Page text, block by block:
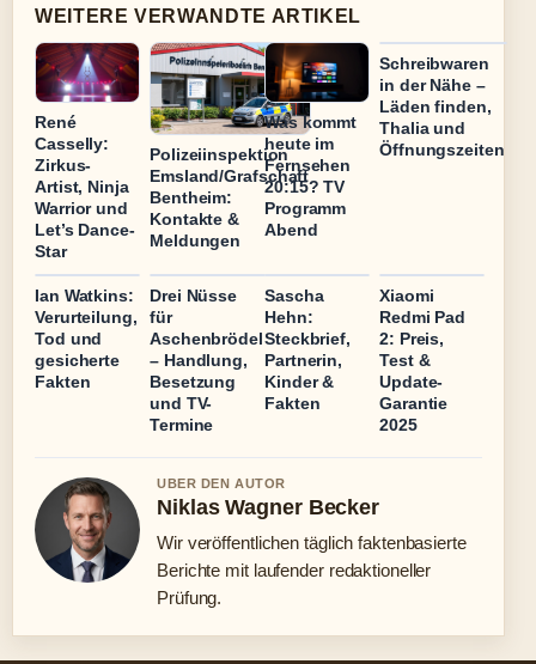
WEITERE VERWANDTE ARTIKEL
René
Casselly:
Zirkus-
Artist, Ninja
Warrior und
Let’s Dance-
Star
Polizeiinspektion
Emsland/Grafschaft
Bentheim:
Kontakte &
Meldungen
Was kommt
heute im
Fernsehen
20:15? TV
Programm
Abend
Schreibwaren
in der Nähe –
Läden finden,
Thalia und
Öffnungszeiten
Ian Watkins:
Verurteilung,
Tod und
gesicherte
Fakten
Drei Nüsse
für
Aschenbrödel
– Handlung,
Besetzung
und TV-
Termine
Sascha
Hehn:
Steckbrief,
Partnerin,
Kinder &
Fakten
Xiaomi
Redmi Pad
2: Preis,
Test &
Update-
Garantie
2025
UBER DEN AUTOR
Niklas Wagner Becker
Wir veröffentlichen täglich faktenbasierte
Berichte mit laufender redaktioneller
Prüfung.